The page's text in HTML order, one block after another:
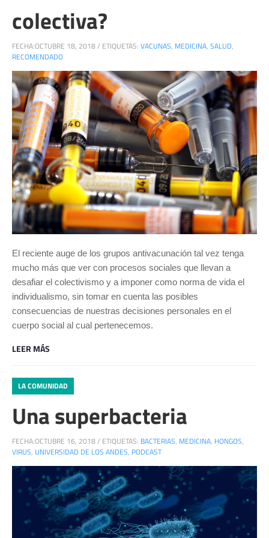
colectiva?
FECHA:OCTUBRE 18, 2018/ ETIQUETAS: VACUNAS, MEDICINA, SALUD,
RECOMENDADO
El reciente auge de los grupos antivacunación tal vez tenga
mucho más que ver con procesos sociales que llevan a
desafiar el colectivismo y a imponer como norma de vida el
individualismo, sin tomar en cuenta las posibles
consecuencias de nuestras decisiones personales en el
cuerpo social al cual pertenecemos.
LEER MÁS
LA COMUNIDAD
Una superbacteria
FECHA:OCTUBRE 16, 2018/ ETIQUETAS: BACTERIAS, MEDICINA, HONGOS,
VIRUS, UNIVERSIDAD DE LOS ANDES, PODCAST